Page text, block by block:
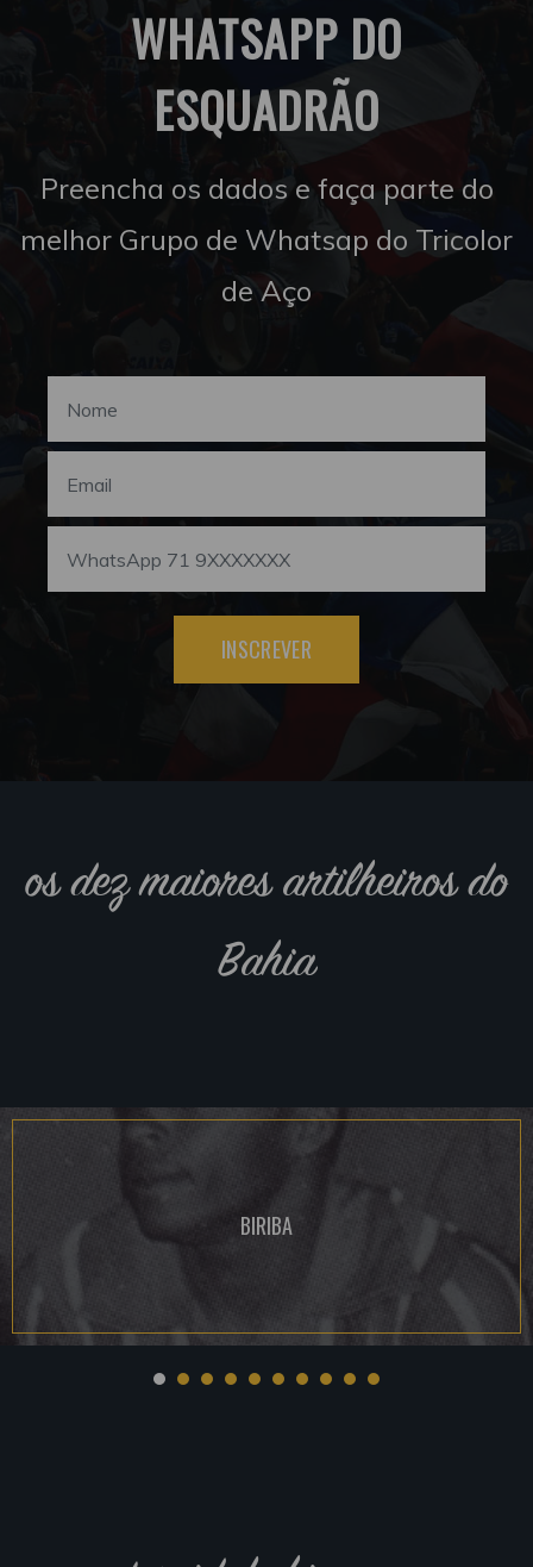
WHATSAPP DO
ESQUADRÃO
Preencha os dados e faça parte do
melhor Grupo de Whatsap do Tricolor
de Aço
INSCREVER
os dez maiores artilheiros do
Bahia
BIRIBA